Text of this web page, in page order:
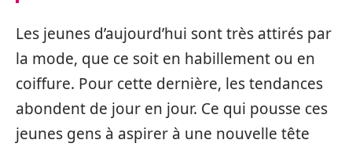
Les jeunes d’aujourd’hui sont très attirés par
la mode, que ce soit en habillement ou en
coiffure. Pour cette dernière, les tendances
abondent de jour en jour. Ce qui pousse ces
jeunes gens à aspirer à une nouvelle tête